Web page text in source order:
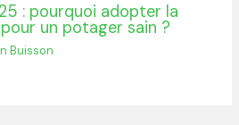
: pourquoi adopter la
un potager sain ?
Buisson